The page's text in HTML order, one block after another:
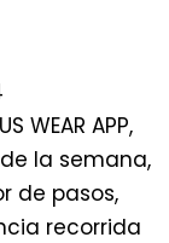
WEAR APP,
la semana,
de pasos,
recorrida